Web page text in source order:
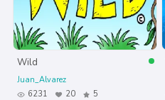
Wild
Juan_Alvarez
6231
20 5